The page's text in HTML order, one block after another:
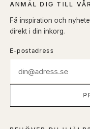
ANMÄL DIG TILL
Få inspiration och
direkt i din inkorg.
E-postadress